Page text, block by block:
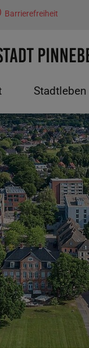
Barrierefreiheit
"Wirtschaft"
Stadtleben
Submenu